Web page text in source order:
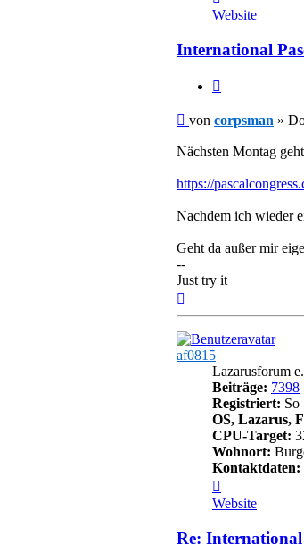
von
corpsman
Website
International
Beitrag
von corpsman »
Nächsten Montag
https://
Nachdem ich wieder
Geht da außer mir
--
Just try it
af0815
Lazarusforum
Beiträge: 7398
Registriert: So
OS, Lazarus,
CPU-Target:
Wohnort:
Kontaktdaten:
von
af0815
Website
Re: International